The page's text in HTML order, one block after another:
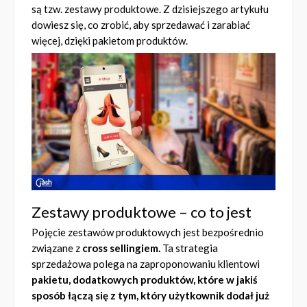
są tzw. zestawy produktowe. Z dzisiejszego artykułu
dowiesz się, co zrobić, aby sprzedawać i zarabiać
więcej, dzięki pakietom produktów.
Zestawy produktowe – co to jest
Pojęcie zestawów produktowych jest bezpośrednio
związane z cross sellingiem. Ta strategia
sprzedażowa polega na zaproponowaniu klientowi
pakietu, dodatkowych produktów, które w jakiś
sposób łączą się z tym, który użytkownik dodał już